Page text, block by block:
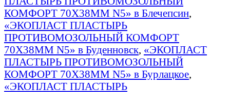
КОМФОРТ 70Х38ММ N5» в Блечепсин,
«ЭКОПЛАСТ ПЛАСТЫРЬ
ПРОТИВОМОЗОЛЬНЫЙ КОМФОРТ
70Х38ММ N5» в Буденновск, «ЭКОПЛАСТ
ПЛАСТЫРЬ ПРОТИВОМОЗОЛЬНЫЙ
КОМФОРТ 70Х38ММ N5» в Бурлацкое,
«ЭКОПЛАСТ ПЛАСТЫРЬ